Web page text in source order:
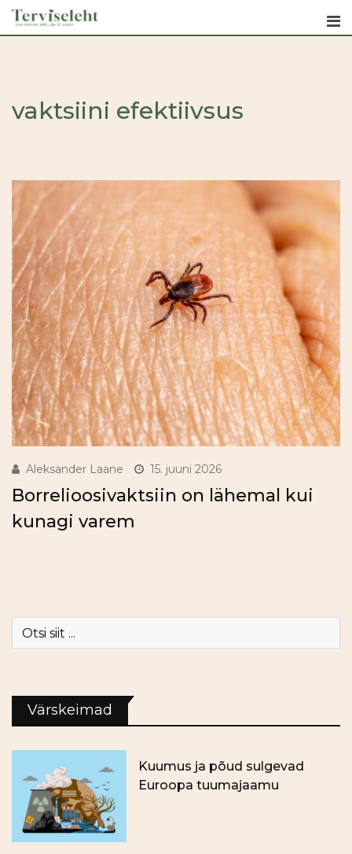
Skip
vaktsiini efektiivsus
Aleksander Laane 15. juuni 2026
Borrelioosivaktsiin on lähemal kui
kunagi varem
Värskeimad
Kuumus ja põud sulgevad
Euroopa tuumajaamu